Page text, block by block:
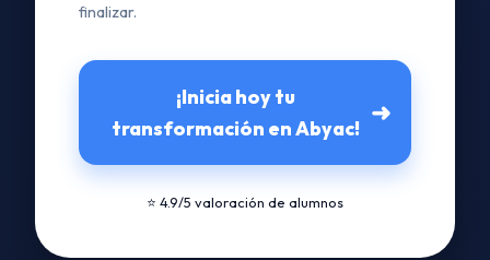
finalizar.
¡Inicia hoy tu
transformación en Abyac!
➜
⭐ 4.9/5 valoración de alumnos